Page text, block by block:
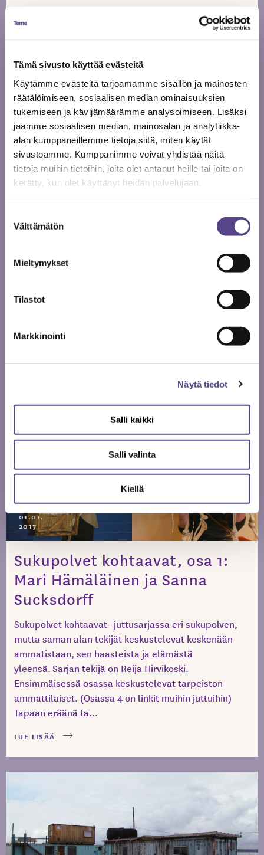
Tämä sivusto käyttää evästeitä
Käytämme evästeitä tarjoamamme sisällön ja mainosten
räätälöimiseen, sosiaalisen median ominaisuuksien
tukemiseen ja kävijämäärämme analysoimiseen. Lisäksi
jaamme sosiaalisen median, mainosalan ja analytiikka-
alan kumppaneillemme tietoja siitä, miten käytät
sivustoamme. Kumppanimme voivat yhdistää näitä
tietoja muihin tietoihin, joita olet antanut heille tai joita on
kerätty, kun olet käyttänyt heidän palvelujaan.
valinta
Välttämätön
Mieltymykset
Tilastot
Markkinointi
Näytä tiedot
Salli kaikki
Salli valinta
Kiellä
01.01.
2017
Sukupolvet kohtaavat, osa 4:
Iivanainen
Tapaan ohjaaja Kaisa Korhosen ja Teatteri Jurkan
uutena taiteellisena johtajana 1.1.2016 aloittavan
lokakuun lauantai-iltapäivänä. Hili harjoittelee
jonka ensi-ilta on 14.11.2015 suurella näyttämöll...
01.01.
2017
Sukupolvet kohtaavat, osa 1:
Mari Hämäläinen ja Sanna
Sucksdorff
Sukupolvet kohtaavat -juttusarjassa eri sukupolven,
mutta saman alan tekijät keskustelevat keskenään
ammatistaan, sen haasteista ja elämästä
yleensä. Sarjan tekijä on Reija Hirvikoski.
Ensimmäisessä osassa keskustelevat tarpeiston
ammattilaiset. (Osassa 4 on linkit muihin juttuihin)
Tapaan eräänä ta...
LUE LISÄÄ